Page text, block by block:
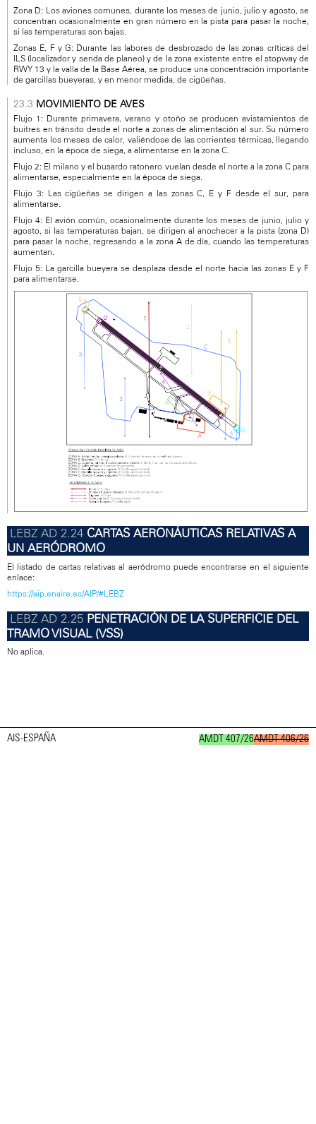
Zona D: Los aviones comunes, durante los meses de junio, julio y agosto, se
concentran ocasionalmente en gran número en la pista para pasar la noche,
si las temperaturas son bajas.
Zonas E, F y G: Durante las labores de desbrozado de las zonas críticas del
ILS (localizador y senda de planeo) y de la zona existente entre el stopway de
RWY 13 y la valla de la Base Aérea, se produce una concentración importante
de garcillas bueyeras, y en menor medida, de cigüeñas.
MOVIMIENTO DE AVES
Flujo 1: Durante primavera, verano y otoño se producen avistamientos de
buitres en tránsito desde el norte a zonas de alimentación al sur. Su número
aumenta los meses de calor, valiéndose de las corrientes térmicas, llegando
incluso, en la época de siega, a alimentarse en la zona C.
Flujo 2: El milano y el busardo ratonero vuelan desde el norte a la zona C para
alimentarse, especialmente en la época de siega.
Flujo 3: Las cigüeñas se dirigen a las zonas C, E y F desde el sur, para
alimentarse.
Flujo 4: El avión común, ocasionalmente durante los meses de junio, julio y
agosto, si las temperaturas bajan, se dirigen al anochecer a la pista (zona D)
para pasar la noche, regresando a la zona A de día, cuando las temperaturas
aumentan.
Flujo 5: La garcilla bueyera se desplaza desde el norte hacia las zonas E y F
para alimentarse.
CARTAS AERONÁUTICAS RELATIVAS A
UN AERÓDROMO
El listado de cartas relativas al aeródromo puede encontrarse en el siguiente
enlace:
https://aip.enaire.es/AIP/#LEBZ
PENETRACIÓN DE LA SUPERFICIE DEL
TRAMO VISUAL (VSS)
No aplica.
AIS-ESPAÑA AMDT 407/26AMDT 406/26